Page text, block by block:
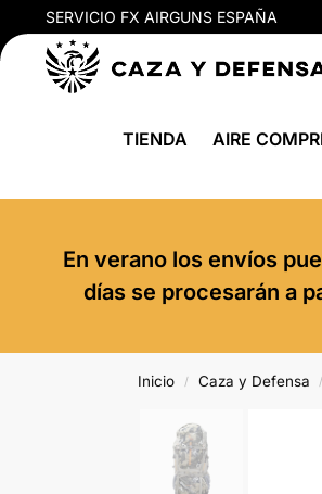
SERVICIO FX AIRGUNS ESPAÑA
TIENDA AIRE
En verano los envíos
días se procesarán a
Inicio / Caza y Defensa /